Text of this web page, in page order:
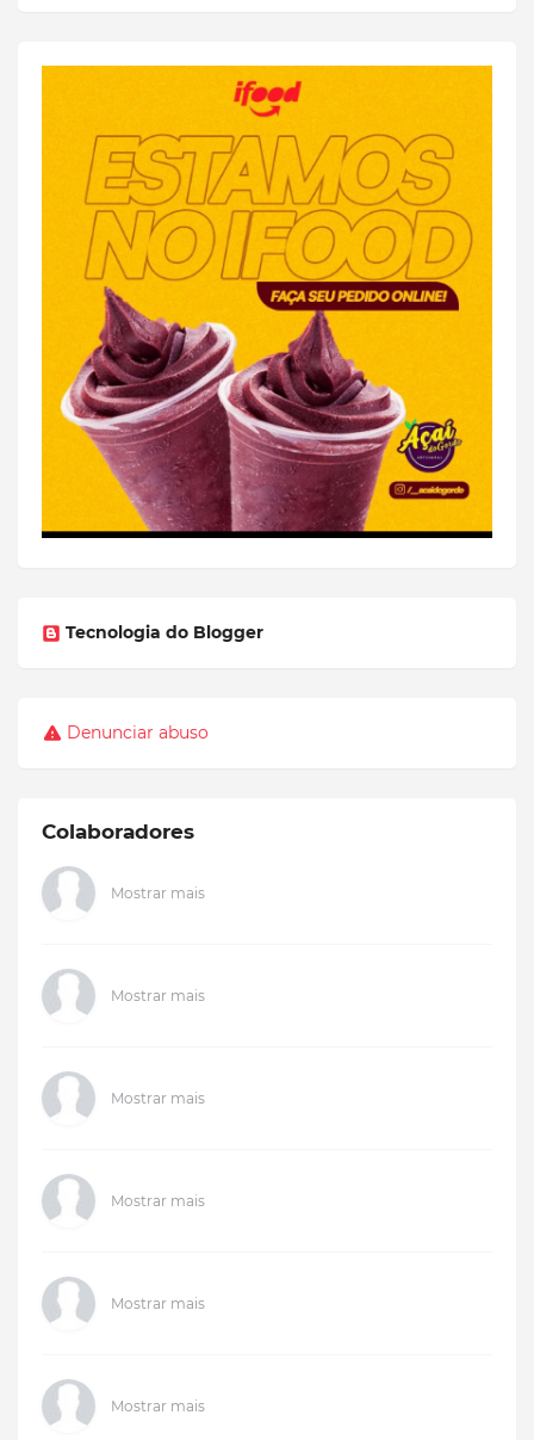
Tecnologia do Blogger
Denunciar abuso
Colaboradores
Mostrar mais
Mostrar mais
Mostrar mais
Mostrar mais
Mostrar mais
Mostrar mais